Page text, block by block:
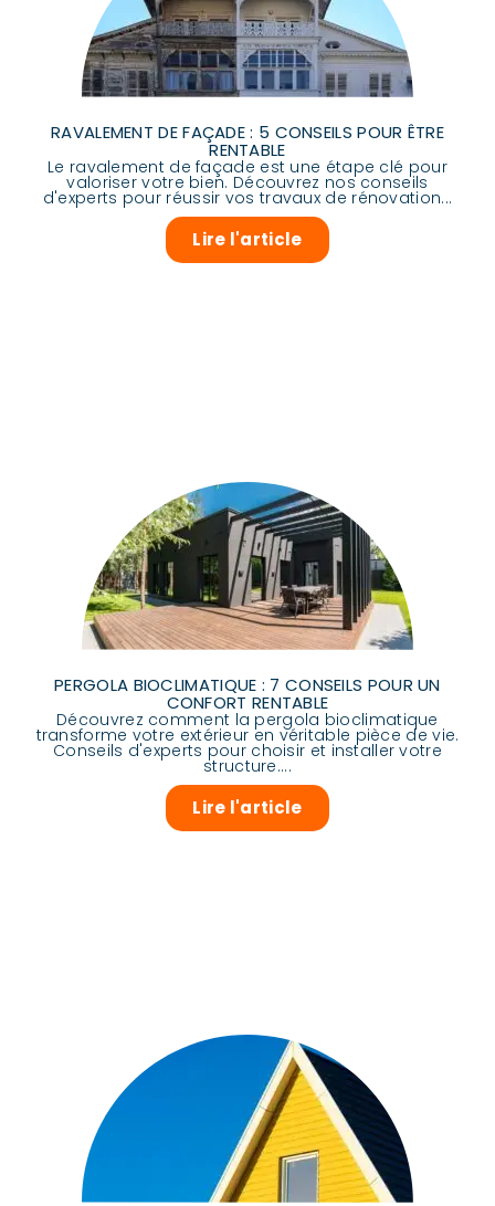
RAVALEMENT DE FAÇADE : 5 CONSEILS POUR ÊTRE
RENTABLE
Le ravalement de façade est une étape clé pour
valoriser votre bien. Découvrez nos conseils
d'experts pour réussir vos travaux de rénovation...
Lire l'article
PERGOLA BIOCLIMATIQUE : 7 CONSEILS POUR UN
CONFORT RENTABLE
Découvrez comment la pergola bioclimatique
transforme votre extérieur en véritable pièce de vie.
Conseils d'experts pour choisir et installer votre
structure....
Lire l'article